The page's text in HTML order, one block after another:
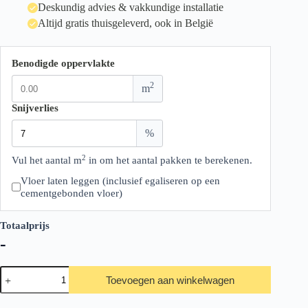
Deskundig advies & vakkundige installatie
Altijd gratis thuisgeleverd, ook in België
Benodigde oppervlakte
m2
Snijverlies
%
Vul het aantal m2 in om het aantal pakken te berekenen.
Vloer laten leggen (inclusief egaliseren op een
cementgebonden vloer)
Totaalprijs
-
Belakos
Touchstone
Grand
Toevoegen aan winkelwagen